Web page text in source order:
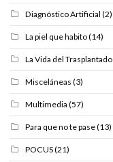
Diagnóstico Artificial (2)
La piel que habito(14)
La Vida del Trasplantado
Misceláneas (3)
Multimedia (57)
Para que no te pase(13)
POCUS(21)